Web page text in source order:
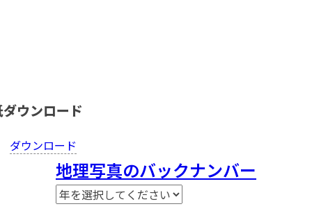
ウンロード
ダウンロード
地理写真のバックナンバー